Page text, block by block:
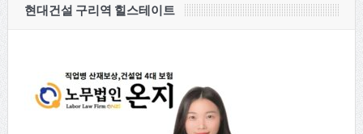
현대건설 구리역 힐스테이트